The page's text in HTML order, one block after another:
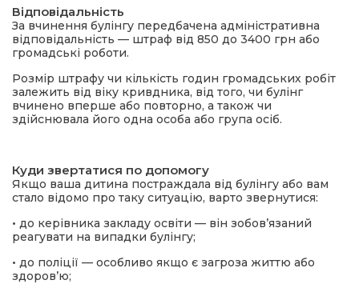
Відповідальність
За вчинення булінгу передбачена адміністративна
відповідальність — штраф від 850 до 3400 грн або
громадські роботи.
Розмір штрафу чи кількість годин громадських робіт
залежить від віку кривдника, від того, чи булінг
вчинено вперше або повторно, а також чи
здійснювала його одна особа або група осіб.
Куди звертатися по допомогу
Якщо ваша дитина постраждала від булінгу або вам
стало відомо про таку ситуацію, варто звернутися:
• до керівника закладу освіти — він зобов’язаний
реагувати на випадки булінгу;
• до поліції — особливо якщо є загроза життю або
здоров’ю;